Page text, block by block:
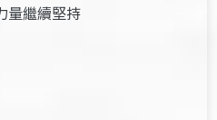
量繼續堅持